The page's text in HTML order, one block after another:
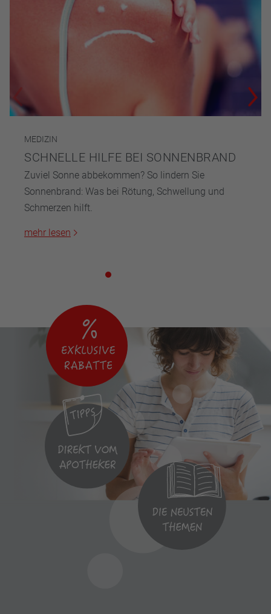
MEDIZIN
SCHNELLE HILFE BEI SONNENBRAND
Zuviel Sonne abbekommen? So lindern Sie
Sonnenbrand: Was bei Rötung, Schwellung und
Schmerzen hilft.
mehr lesen